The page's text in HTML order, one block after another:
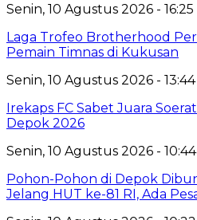
Senin, 10 Agustus 2026 -
Laga Trofeo Brotherhood
Pemain Timnas di Kukusan
Senin, 10 Agustus 2026 -
Irekaps FC Sabet Juara
Depok 2026
Senin, 10 Agustus 2026 -
Pohon-Pohon di Depok
Jelang HUT ke-81 RI, Ada